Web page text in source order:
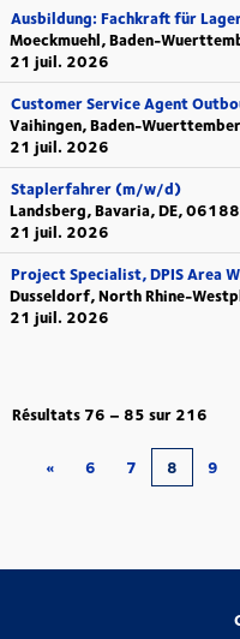
Ausbildung: Fachkraft für
Moeckmuehl, Baden-
21 juil. 2026
Customer Service Agent
Vaihingen, Baden-
21 juil. 2026
Staplerfahrer (m/w/d)
Landsberg, Bavaria, DE, 06188
21 juil. 2026
Project Specialist, DPIS Area
Dusseldorf, North Rhine-
21 juil. 2026
Résultats 76 – 85 sur 216
« 6 7 8 9